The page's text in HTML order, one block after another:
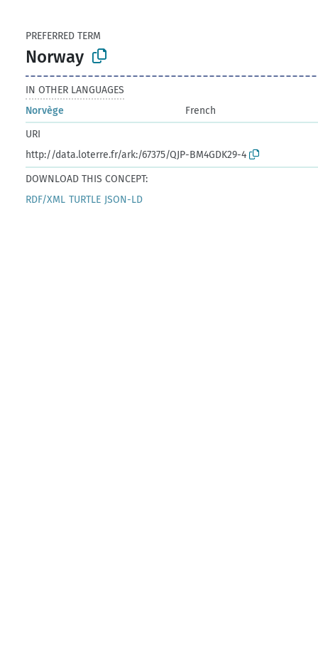
PREFERRED TERM
Norway
IN OTHER LANGUAGES
Norvège
French
URI
http://data.loterre.fr/ark:/67375/QJP-BM4GDK29-4
DOWNLOAD THIS CONCEPT:
RDF/XML TURTLE JSON-LD